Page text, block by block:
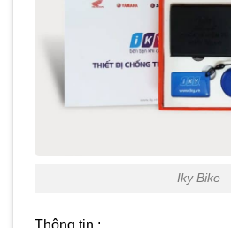
Iky Bike